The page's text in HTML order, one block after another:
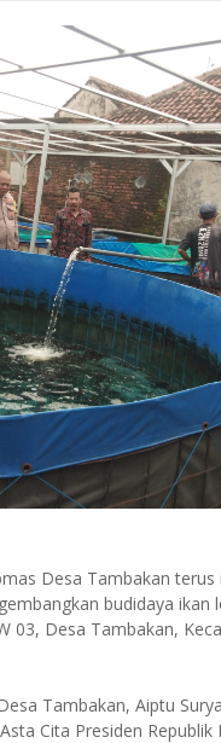
Desa Tambakan
budidaya ikan
03, Desa Tambakan,
Tambakan, Aiptu
Cita Presiden